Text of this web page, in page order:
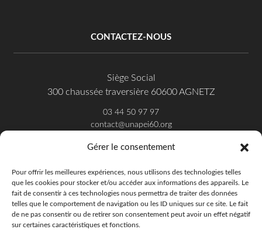
Gérer le consentement
Pour offrir les meilleures expériences, nous utilisons des technologies telles
que les cookies pour stocker et/ou accéder aux informations des appareils. Le
fait de consentir à ces technologies nous permettra de traiter des données
telles que le comportement de navigation ou les ID uniques sur ce site. Le fait
de ne pas consentir ou de retirer son consentement peut avoir un effet négatif
sur certaines caractéristiques et fonctions.
CONTACTEZ-NOUS
Siège Social
300 chaussée traversière 60600 AGNETZ
03 44 50 97 97
contact@unapei60.org